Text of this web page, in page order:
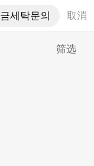
取消
筛选